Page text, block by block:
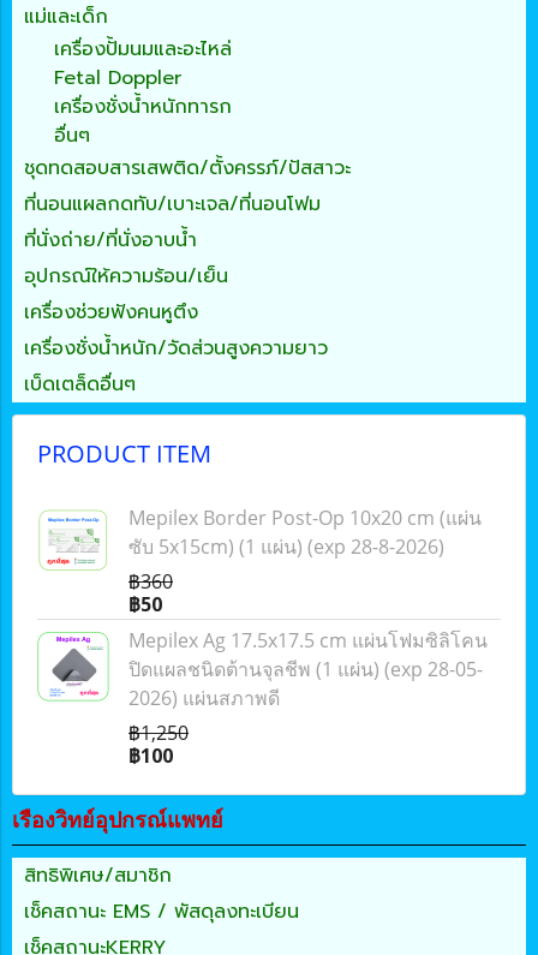
แม่และเด็ก
เครื่องปั้มนมและอะไหล่
Fetal Doppler
เครื่องชั่งน้ำหนักทารก
อื่นๆ
ชุดทดสอบสารเสพติด/ตั้งครรภ์/ปัสสาวะ
ที่นอนแผลกดทับ/เบาะเจล/ที่นอนโฟม
ที่นั่งถ่าย/ที่นั่งอาบน้ำ
อุปกรณ์ให้ความร้อน/เย็น
เครื่องช่วยฟังคนหูตึง
เครื่องชั่งน้ำหนัก/วัดส่วนสูงความยาว
เบ็ดเตล็ดอื่นๆ
PRODUCT ITEM
Mepilex Border Post-Op 10x20 cm (แผ่น
ซับ 5x15cm) (1 แผ่น) (exp 28-8-2026)
฿360
฿50
Mepilex Ag 17.5x17.5 cm แผ่นโฟมซิลิโคน
ปิดแผลชนิดต้านจุลชีพ (1 แผ่น) (exp 28-05-
2026) แผ่นสภาพดี
฿1,250
฿100
เรืองวิทย์อุปกรณ์แพทย์
สิทธิพิเศษ/สมาชิก
เช็คสถานะ EMS / พัสดุลงทะเบียน
เช็คสถานะKERRY